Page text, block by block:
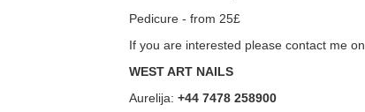
Pedicure - from 25£
If you are interested please contact me on
WEST ART NAILS
Aurelija: +44 7478 258900